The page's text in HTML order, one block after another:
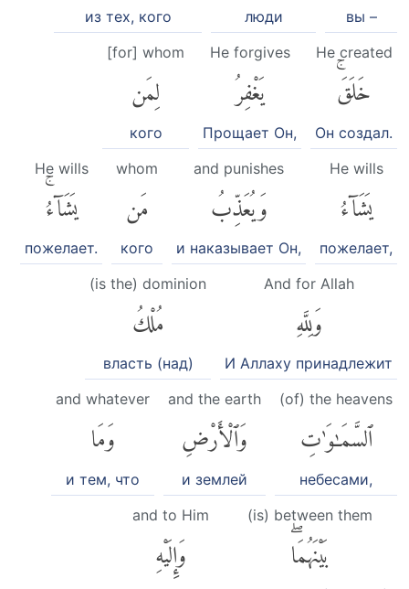
вы –
люди
из тех, кого
He created
خَلَقَۚ
Он создал.
He forgives
يَغْفِرُ
Прощает Он,
[for] whom
لِمَن
кого
He wills
يَشَآءُ
пожелает,
and punishes
وَيُعَذِّبُ
и наказывает Он,
whom
مَن
кого
He wills
يَشَآءُۚ
пожелает.
And for Allah
وَلِلَّهِ
И Аллаху принадлежит
(is the) dominion
مُلْكُ
власть (над)
(of) the heavens
ٱلسَّمَٰوَٰتِ
небесами,
and the earth
وَٱلْأَرْضِ
и землей
and whatever
وَمَا
и тем, что
(is) between them
بَيْنَهُمَاۖ
and to Him
وَإِلَيْهِ